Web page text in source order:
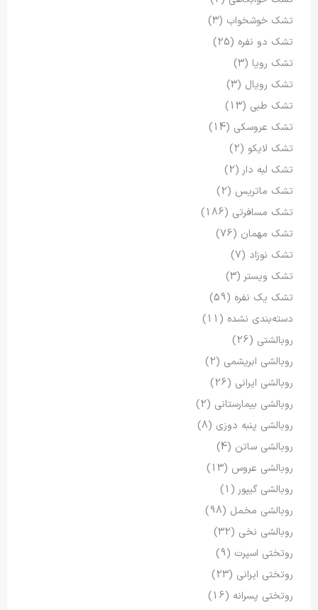
تشک خوشخواب (3)
تشک دو نفره (25)
تشک رویا (3)
تشک رویال (3)
تشک طبی (13)
تشک عروسکی (14)
تشک لایکو (2)
تشک لبه دار (2)
تشک ماتریس (2)
تشک مسافرتی (186)
تشک مهمان (76)
تشک نوزاد (7)
تشک ویستر (3)
تشک یک نفره (59)
دسته‌بندی نشده (11)
روبالشتی (26)
روبالشی ابریشمی (2)
روبالشی ایرانی (26)
روبالشی بیمارستانی (2)
روبالشی پنبه دوزی (8)
روبالشی ساتن (4)
روبالشی عروس (13)
روبالشی گیپور (1)
روبالشی مخمل (98)
روبالشی نخی (32)
روتختی اسپرت (9)
روتختی ایرانی (23)
روتختی پسرانه (16)